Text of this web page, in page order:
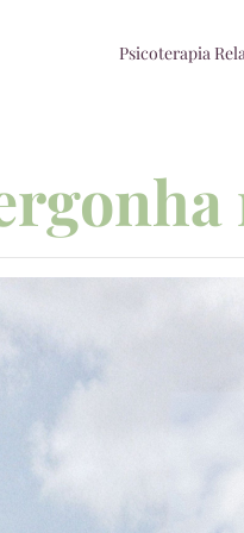
Psicoterapia